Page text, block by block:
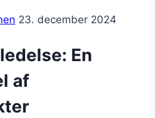
23. december 2024
En
af